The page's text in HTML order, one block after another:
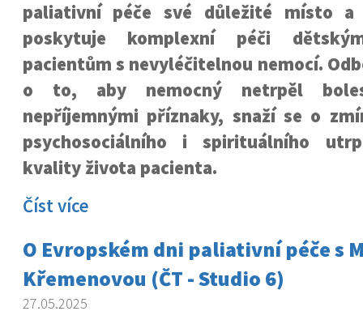
paliativní péče své důležité místo a
poskytuje komplexní péči
pacientům s nevyléčitelnou nemocí.
o to, aby nemocný netrpěl
nepříjemnými příznaky, snaží se o
psychosociálního i spirituálního
kvality života pacienta.
Číst více
O Evropském dni paliativní péče s
Křemenovou (ČT - Studio 6)
27.05.2025